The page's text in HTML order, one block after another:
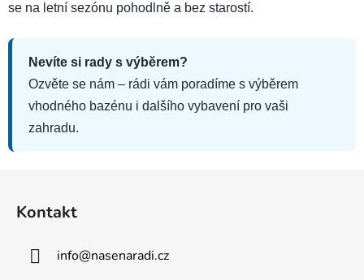
se na letní sezónu pohodlně a bez starostí.
Nevíte si rady s výběrem?
Ozvěte se nám – rádi vám poradíme s výběrem
vhodného bazénu i dalšího vybavení pro vaši
zahradu.
Kontakt
info@nasenaradi.cz